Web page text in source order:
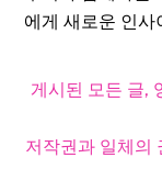
에게 새로운 인
게시된 모든 글,
저작권과 일체의